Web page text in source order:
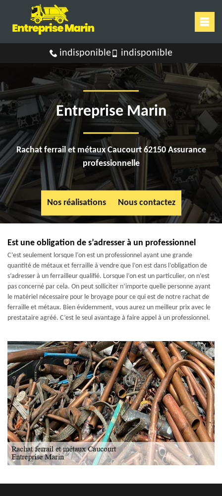
indisponible indisponible
Entreprise Marin
Rachat ferrail et métaux Caucourt 62150 Assurance
professionnelle
Nos réalisations Nous contactez
Est une obligation de s’adresser à un professionnel
C’est seulement lorsque l’on est un professionnel ayant une grande
quantité de métaux et ferraille à vendre que l’on est dans l’obligation de
s’adresser à un ferrailleur qualifié. Lorsque l’on est un particulier, on n’est
pas concerné par cela. On peut solliciter n’importe quelle personne ayant
le matériel nécessaire pour le broyage pour ce qui est de notre rachat de
ferraille et métaux. Bien évidemment, vous aurez un meilleur prix avec le
prestataire agréé. C’est le seul avantage à faire appel à un professionnel.